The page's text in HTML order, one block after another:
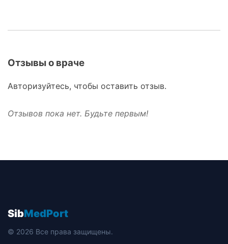
Отзывы о враче
Авторизуйтесь, чтобы оставить отзыв.
Отзывов пока нет. Будьте первым!
SibMedPort
© 2026 Все права защищены.